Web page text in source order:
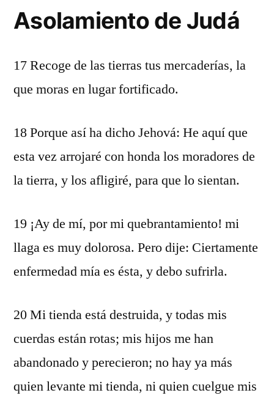
Asolamiento de Judá
17 Recoge de las tierras tus mercaderías, la
que moras en lugar fortificado.
18 Porque así ha dicho Jehová: He aquí que
esta vez arrojaré con honda los moradores de
la tierra, y los afligiré, para que lo sientan.
19 ¡Ay de mí, por mi quebrantamiento! mi
llaga es muy dolorosa. Pero dije: Ciertamente
enfermedad mía es ésta, y debo sufrirla.
20 Mi tienda está destruida, y todas mis
cuerdas están rotas; mis hijos me han
abandonado y perecieron; no hay ya más
quien levante mi tienda, ni quien cuelgue mis